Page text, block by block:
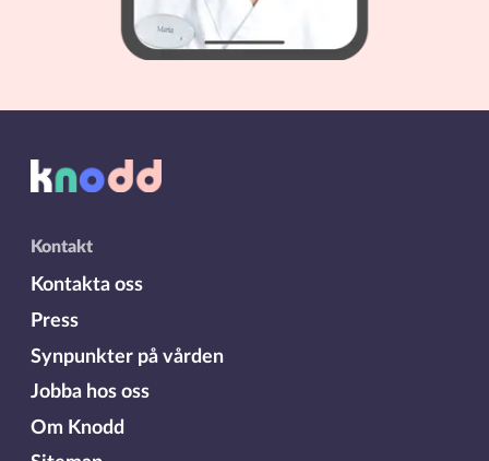
Kontakt
Kontakta oss
Press
Synpunkter på vården
Jobba hos oss
Om Knodd